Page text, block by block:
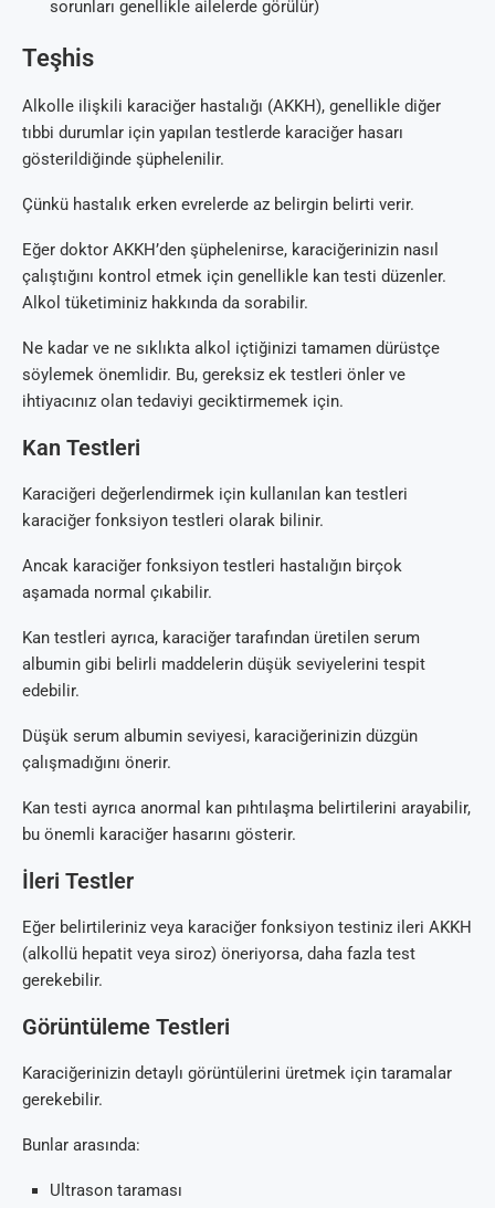
sorunları genellikle ailelerde görülür)
Teşhis
Alkolle ilişkili karaciğer hastalığı (AKKH), genellikle diğer
tıbbi durumlar için yapılan testlerde karaciğer hasarı
gösterildiğinde şüphelenilir.
Çünkü hastalık erken evrelerde az belirgin belirti verir.
Eğer doktor AKKH’den şüphelenirse, karaciğerinizin nasıl
çalıştığını kontrol etmek için genellikle kan testi düzenler.
Alkol tüketiminiz hakkında da sorabilir.
Ne kadar ve ne sıklıkta alkol içtiğinizi tamamen dürüstçe
söylemek önemlidir. Bu, gereksiz ek testleri önler ve
ihtiyacınız olan tedaviyi geciktirmemek için.
Kan Testleri
Karaciğeri değerlendirmek için kullanılan kan testleri
karaciğer fonksiyon testleri olarak bilinir.
Ancak karaciğer fonksiyon testleri hastalığın birçok
aşamada normal çıkabilir.
Kan testleri ayrıca, karaciğer tarafından üretilen serum
albumin gibi belirli maddelerin düşük seviyelerini tespit
edebilir.
Düşük serum albumin seviyesi, karaciğerinizin düzgün
çalışmadığını önerir.
Kan testi ayrıca anormal kan pıhtılaşma belirtilerini arayabilir,
bu önemli karaciğer hasarını gösterir.
İleri Testler
Eğer belirtileriniz veya karaciğer fonksiyon testiniz ileri AKKH
(alkollü hepatit veya siroz) öneriyorsa, daha fazla test
gerekebilir.
Görüntüleme Testleri
Karaciğerinizin detaylı görüntülerini üretmek için taramalar
gerekebilir.
Bunlar arasında:
Ultrason taraması